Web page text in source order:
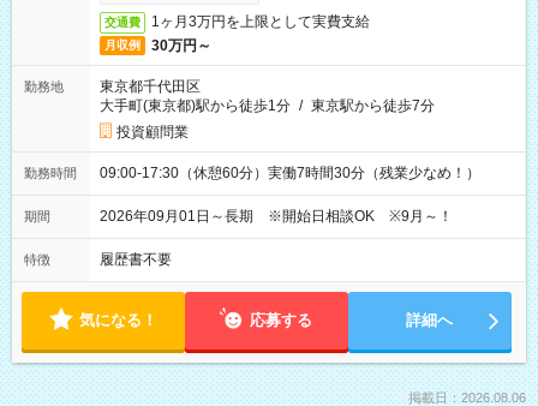
交通費 1ヶ月3万円を上限として実費支給
月収例 30万円～
勤務地
東京都千代田区
大手町(東京都)駅から徒歩1分 / 東京駅から徒歩7分
投資顧問業
勤務時間 09:00-17:30（休憩60分）実働7時間30分（残業少なめ！）
期間 2026年09月01日～長期 ※開始日相談OK ※9月～！
特徴 履歴書不要
気になる！ 応募する 詳細へ
掲載日：2026.08.06